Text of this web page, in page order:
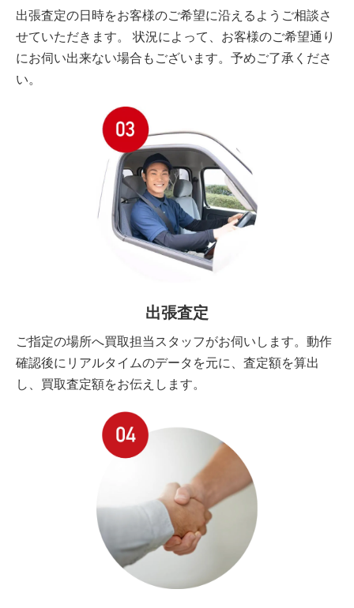
出張査定の日時をお客様のご希望に沿えるようご相談さ
せていただきます。 状況によって、お客様のご希望通り
にお伺い出来ない場合もございます。予めご了承くださ
い。
出張査定
ご指定の場所へ買取担当スタッフがお伺いします。動作
確認後にリアルタイムのデータを元に、査定額を算出
し、買取査定額をお伝えします。